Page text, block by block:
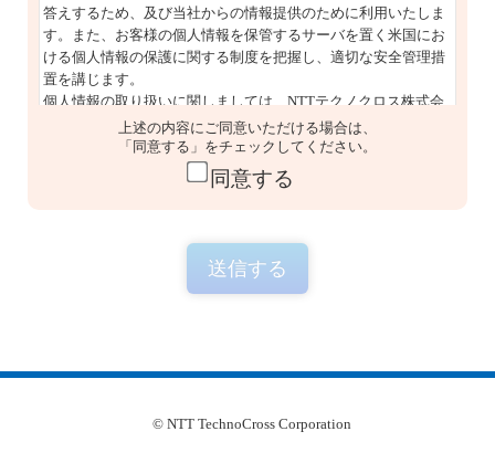
上述の内容にご同意いただける場合は、
「同意する」をチェックしてください。
同意する
© NTT TechnoCross Corporation